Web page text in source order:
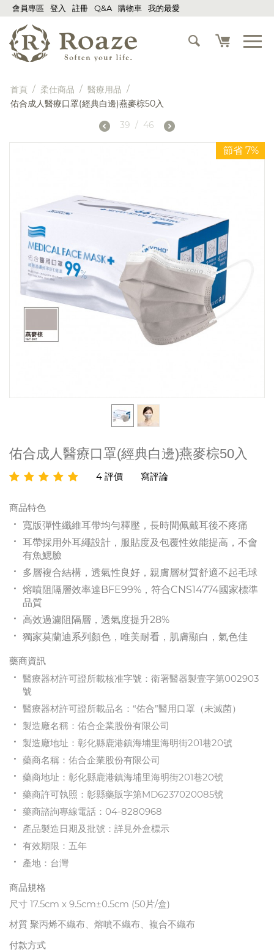
會員專區 登入 註冊 Q&A 購物車 我的最愛
首頁 / 柔仕商品 / 醫療用品 /
佑合成人醫療口罩(經典白邊)燕麥棕50入
39 / 46
節省 7%
佑合成人醫療口罩(經典白邊)燕麥棕50入
4 評價 寫評論
商品特色
寬版彈性纖維耳帶均勻釋壓， 長時間佩戴耳後不疼痛
耳帶採用外耳繩設計，服貼度及包覆性效能提高，不會
有魚鰓臉
多層複合結構，透氣性良好，親膚層材質舒適不起毛球
熔噴阻隔層效率達BFE99%，符合CNS14774國家標準
品質
高效過濾阻隔層，透氣度提升28%
獨家莫蘭迪系列顏色，唯美耐看，肌膚顯白，氣色佳
藥商資訊
醫療器材許可證所載核准字號：衛署醫器製壹字第002903
號
醫療器材許可證所載品名：“佑合”醫用口罩（未滅菌）
製造廠名稱：佑合企業股份有限公司
製造廠地址：彰化縣鹿港鎮海埔里海明街201巷20號
藥商名稱：佑合企業股份有限公司
藥商地址：彰化縣鹿港鎮海埔里海明街201巷20號
藥商許可執照：彰縣藥販字第MD6237020085號
藥商諮詢專線電話：04-8280968
產品製造日期及批號：詳見外盒標示
有效期限：五年
產地：台灣
商品規格
尺寸 17.5cm x 9.5cm±0.5cm (50片/盒)
材質 聚丙烯不織布、熔噴不織布、複合不織布
付款方式